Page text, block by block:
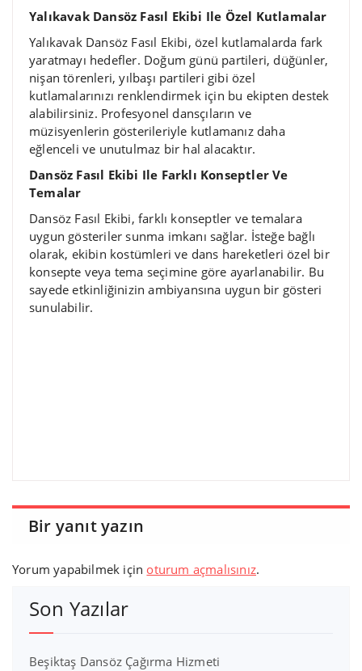
Yalıkavak Dansöz Fasıl Ekibi Ile Özel Kutlamalar
Yalıkavak Dansöz Fasıl Ekibi, özel kutlamalarda fark
yaratmayı hedefler. Doğum günü partileri, düğünler,
nişan törenleri, yılbaşı partileri gibi özel
kutlamalarınızı renklendirmek için bu ekipten destek
alabilirsiniz. Profesyonel dansçıların ve
müzisyenlerin gösterileriyle kutlamanız daha
eğlenceli ve unutulmaz bir hal alacaktır.
Dansöz Fasıl Ekibi Ile Farklı Konseptler Ve
Temalar
Dansöz Fasıl Ekibi, farklı konseptler ve temalara
uygun gösteriler sunma imkanı sağlar. İsteğe bağlı
olarak, ekibin kostümleri ve dans hareketleri özel bir
konsepte veya tema seçimine göre ayarlanabilir. Bu
sayede etkinliğinizin ambiyansına uygun bir gösteri
sunulabilir.
Bir yanıt yazın
Yorum yapabilmek için oturum açmalısınız.
Son Yazılar
Beşiktaş Dansöz Çağırma Hizmeti